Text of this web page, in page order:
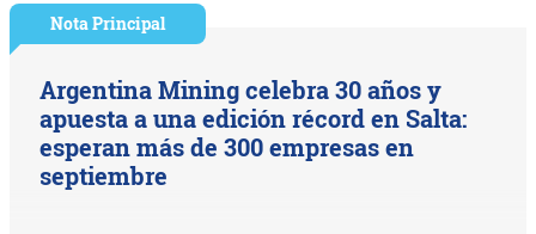
Nota Principal
Argentina Mining celebra 30 años y
apuesta a una edición récord en Salta:
esperan más de 300 empresas en
septiembre